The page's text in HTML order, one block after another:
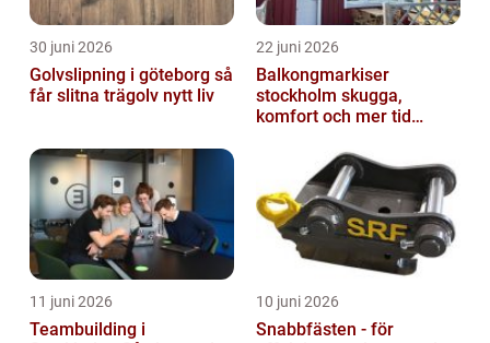
30 juni 2026
Golvslipning i göteborg så
får slitna trägolv nytt liv
22 juni 2026
Balkongmarkiser
stockholm skugga,
komfort och mer tid
11 juni 2026
Teambuilding i
10 juni 2026
Snabbfästen - för